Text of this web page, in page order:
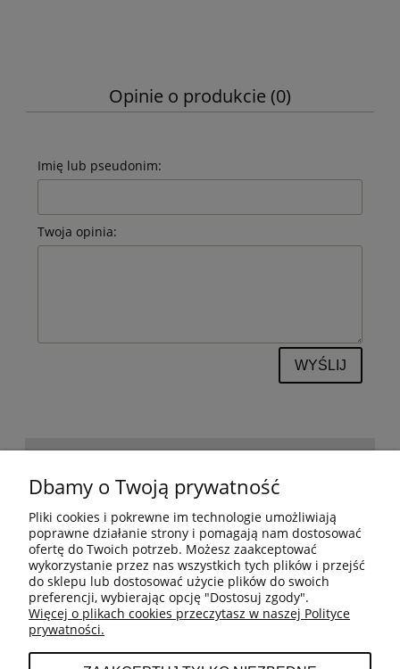
Opinie o produkcie (0)
Imię lub pseudonim:
Twoja opinia:
WYŚLIJ
BESTSELLERY
MOJE KONTO
Dbamy o Twoją prywatność
Pliki cookies i pokrewne im technologie umożliwiają
poprawne działanie strony i pomagają nam dostosować
ofertę do Twoich potrzeb. Możesz zaakceptować
wykorzystanie przez nas wszystkich tych plików i przejść
do sklepu lub dostosować użycie plików do swoich
preferencji, wybierając opcję "Dostosuj zgody".
Więcej o plikach cookies przeczytasz w naszej Polityce
prywatności.